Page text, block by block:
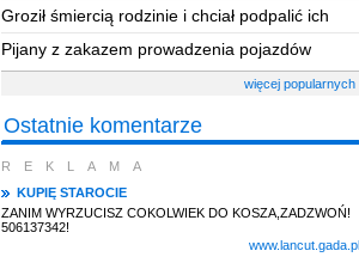
Groził śmiercią rodzinie i chciał podpalić ich
dom
Pijany z zakazem prowadzenia pojazdów
więcej popularnych
Ostatnie komentarze
REKLAMA
KUPIĘ STAROCIE
ZANIM WYRZUCISZ COKOLWIEK DO KOSZA,ZADZWOŃ!
506137342!
www.lancut.gada.pl